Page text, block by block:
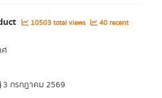
10503 total views
40 recent
ศ
3 กรกฎาคม 2569